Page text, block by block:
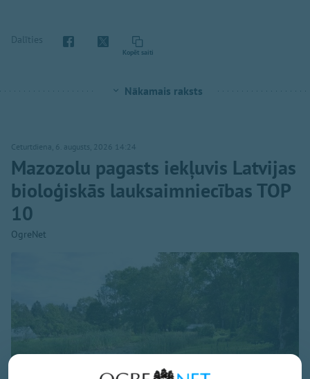
Dalīties
Kopēt saiti
Nākamais raksts
Ceturtdiena, 6. augusts, 2026 14:24
Mazozolu pagasts iekļuvis Latvijas
bioloģiskās lauksaimniecības TOP
10
OgreNet